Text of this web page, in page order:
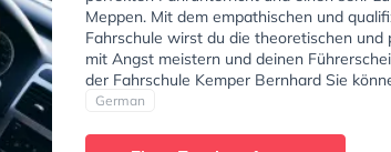
Meppen. Mit dem empathischen und
Fahrschule wirst du die theoretischen und
mit Angst meistern und deinen
der Fahrschule Kemper Bernhard Sie
anfragen.
German